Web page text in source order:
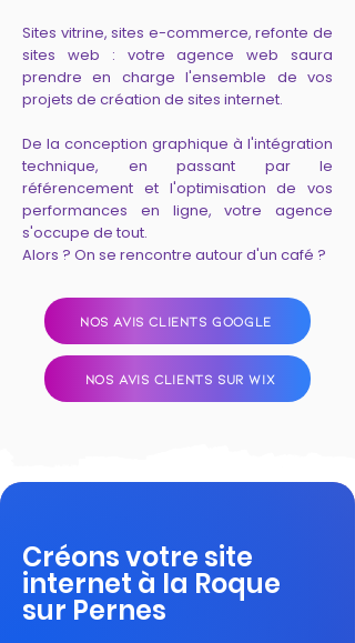
Sites vitrine, sites e-commerce, refonte de
sites web : votre agence web saura
prendre en charge l'ensemble de vos
projets de création de sites internet.
De la conception graphique à l'intégration
technique, en passant par le
référencement et l'optimisation de vos
performances en ligne, votre agence
s'occupe de tout.
Alors ? On se rencontre autour d'un café ?
NOS AVIS CLIENTS GOOGLE
NOS AVIS CLIENTS SUR WIX
Créons votre site
internet à la Roque
sur Pernes